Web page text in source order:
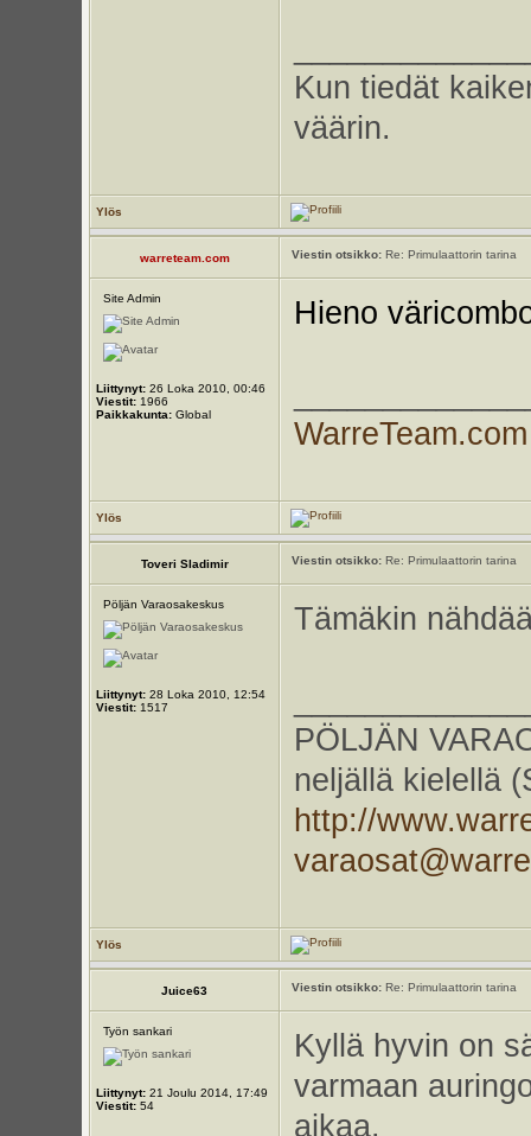
Kun tiedät
väärin.
Ylös
warreteam.com Viestin otsikko:Re: Primulaattorin tarina
Site Admin
Liittynyt:26 Loka 2010, 00:46
Viestit:1966
Paikkakunta:Global
Hieno
WarreTeam.com
Ylös
Toveri Sladimir Viestin otsikko:Re: Primulaattorin tarina
Pöljän Varaosakeskus
Liittynyt:28 Loka 2010, 12:54
Viestit:1517
Tämäkin
PÖLJÄN
neljällä kielellä
http://
Ylös
Juice63 Viestin otsikko:Re: Primulaattorin tarina
Työn sankari
Liittynyt:21 Joulu 2014, 17:49
Viestit:54
Kyllä hyvin on
varmaan
aikaa.